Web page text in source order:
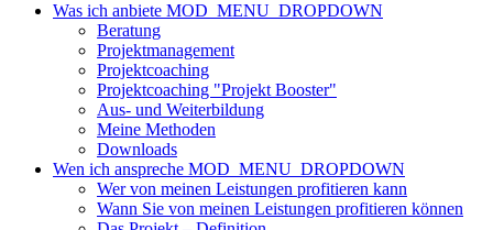
Was ich anbiete MOD_MENU_DROPDOWN
Beratung
Projektmanagement
Projektcoaching
Projektcoaching "Projekt Booster"
Aus- und Weiterbildung
Meine Methoden
Downloads
Wen ich anspreche MOD_MENU_DROPDOWN
Wer von meinen Leistungen profitieren kann
Wann Sie von meinen Leistungen profitieren können